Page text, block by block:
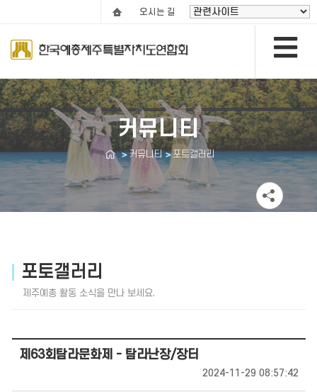
오시는 길
커뮤니티
커뮤니티 포토갤러리
포토갤러리
제주예총 활동 소식을 만나 보세요.
제63회탐라문화제 - 탐라난장/장터
2024-11-29 08:57:42